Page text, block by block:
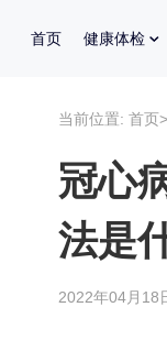
首页 健康体检
当前位置: 首页>
冠心
法是
2022年04月18